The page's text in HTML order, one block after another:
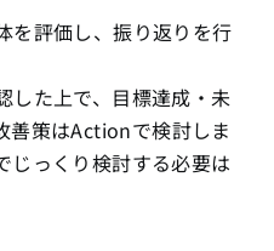
を評価し、振り返りを行
した上で、目標達成・未
善策はActionで検討しま
じっくり検討する必要は